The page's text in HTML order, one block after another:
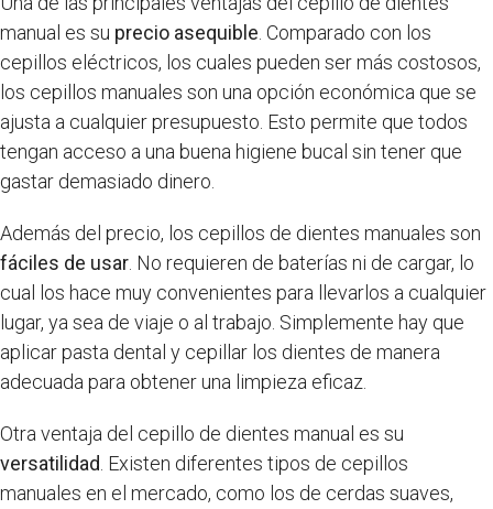
manual es su precio asequible . Comparado con los
cepillos eléctricos, los cuales pueden ser más costosos,
los cepillos manuales son una opción económica que se
ajusta a cualquier presupuesto. Esto permite que todos
tengan acceso a una buena higiene bucal sin tener que
gastar demasiado dinero.
Además del precio, los cepillos de dientes manuales son
fáciles de usar . No requieren de baterías ni de cargar, lo
cual los hace muy convenientes para llevarlos a cualquier
lugar, ya sea de viaje o al trabajo. Simplemente hay que
aplicar pasta dental y cepillar los dientes de manera
adecuada para obtener una limpieza eficaz.
Otra ventaja del cepillo de dientes manual es su
versatilidad . Existen diferentes tipos de cepillos
manuales en el mercado, como los de cerdas suaves,